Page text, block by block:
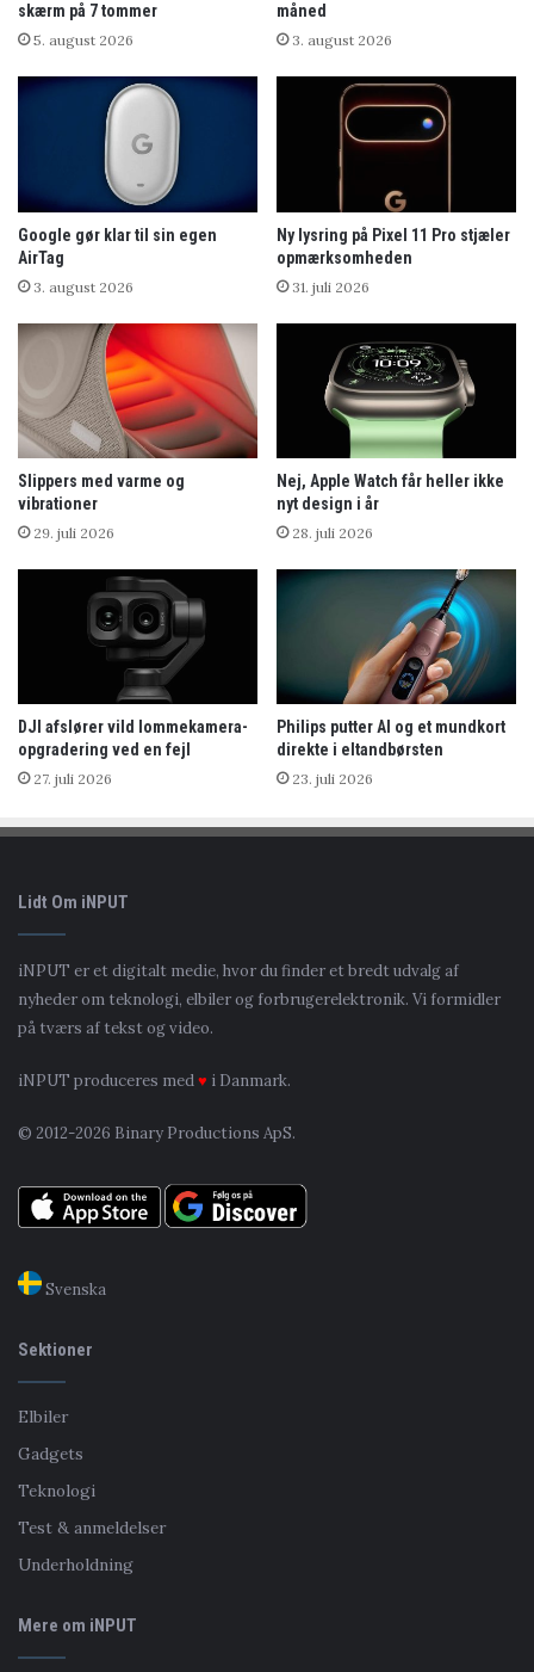
skærm på 7 tommer
5. august 2026
måned
3. august 2026
Google gør klar til sin egen
AirTag
3. august 2026
Ny lysring på Pixel 11 Pro stjæler
opmærksomheden
31. juli 2026
Slippers med varme og
vibrationer
29. juli 2026
Nej, Apple Watch får heller ikke
nyt design i år
28. juli 2026
DJI afslører vild lommekamera-
opgradering ved en fejl
27. juli 2026
Philips putter AI og et mundkort
direkte i eltandbørsten
23. juli 2026
Lidt Om iNPUT
iNPUT er et digitalt medie, hvor du finder et bredt udvalg af
nyheder om teknologi, elbiler og forbrugerelektronik. Vi formidler
på tværs af tekst og video.
iNPUT produceres med♥ i Danmark.
© 2012-2026 Binary Productions ApS.
Svenska
Sektioner
Elbiler
Gadgets
Teknologi
Test & anmeldelser
Underholdning
Mere om iNPUT